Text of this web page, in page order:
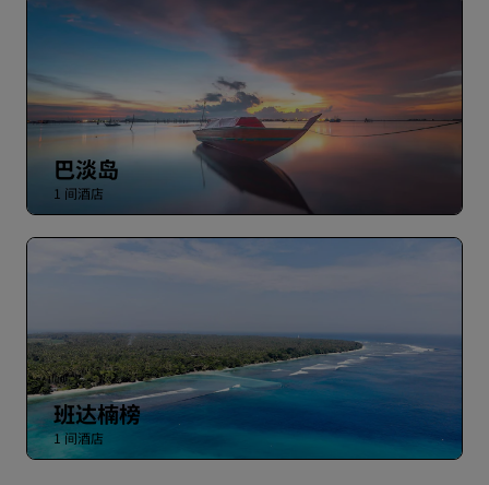
巴淡岛
1 间酒店
班达楠榜
1 间酒店